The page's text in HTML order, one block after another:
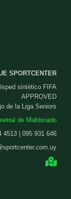
SPORTCENTER
sintético FIFA
APPROVED
de la Liga Seniors
de Maldonado
4513 | 095 931 646